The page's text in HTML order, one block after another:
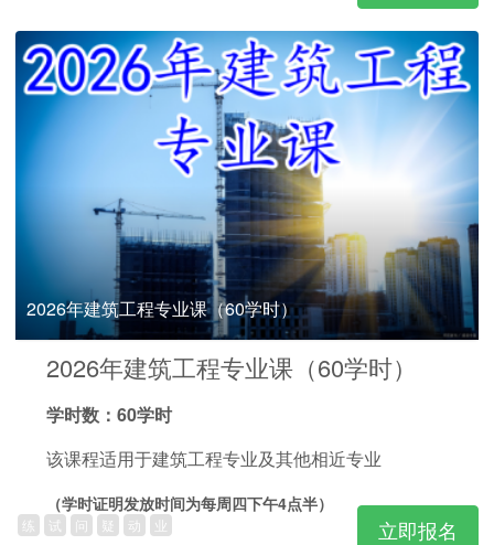
2026年建筑工程专业课（60学时）
2026年建筑工程专业课（60学时）
学时数：60学时
该课程适用于建筑工程专业及其他相近专业
（学时证明发放时间为每周四下午4点半）
立即报名
练 试 问 疑 动 业